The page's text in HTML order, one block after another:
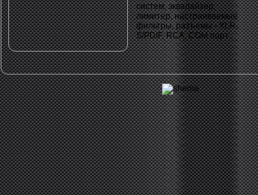
систем, эквалайзер,
лимитер, настраиваемые
фильтры, разъемы - XLR,
S/PDIF, RCA, COM порт .